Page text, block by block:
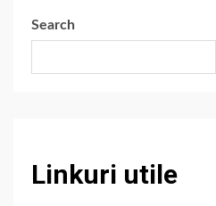
Search
Linkuri utile